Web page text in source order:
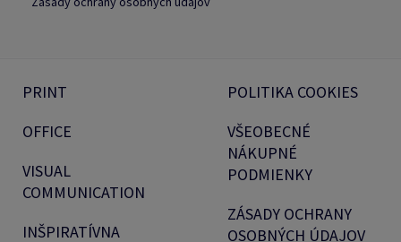
PRINT
OFFICE
VISUAL
COMMUNICATION
INŠPIRATÍVNA
POLITIKA COOKIES
VŠEOBECNÉ
NÁKUPNÉ
PODMIENKY
ZÁSADY OCHRANY
OSOBNÝCH ÚDAJOV